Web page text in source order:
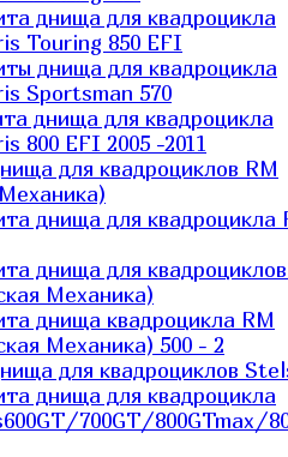
днища для квадроцикла
Touring 850 EFI
днища для квадроцикла
Sportsman 570
днища для квадроцикла
800 EFI 2005 -2011
для квадроциклов RM
днища для квадроцикла
днища для
Механика)
днища квадроцикла RM
Механика) 500 - 2
для квадроциклов
днища для квадроцикла
700GT/800GTmax/